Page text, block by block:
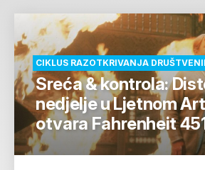
CIKLUS RAZOTKRIVANJA
Sreća & kontrola:
nedjelje u Ljetnom
otvara Fahrenheit